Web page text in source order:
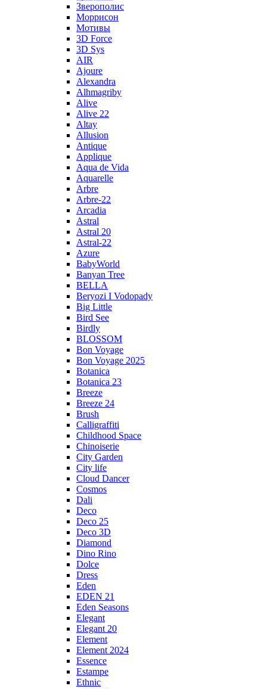
Зверополис
Моррисон
Мотивы
3D Force
3D Sys
AIR
Ajoure
Alexandra
Alhmagriby
Alive
Alive 22
Altay
Allusion
Antique
Applique
Aqua de Vida
Aquarelle
Arbre
Arbre-22
Arcadia
Astral
Astral 20
Astral-22
Azure
BabyWorld
Banyan Tree
BELLA
Beryozi I Vodopady
Big Little
Bird See
Birdly
BLOSSOM
Bon Voyage
Bon Voyage 2025
Botanica
Botanica 23
Breeze
Breeze 24
Brush
Calligraffiti
Childhood Space
Chinoiserie
City Garden
City life
Cloud Dancer
Cosmos
Dali
Deco
Deco 25
Deco 3D
Diamond
Dino Rino
Dolce
Dress
Eden
EDEN 21
Eden Seasons
Elegant
Elegant 20
Element
Element 2024
Essence
Estampe
Ethnic